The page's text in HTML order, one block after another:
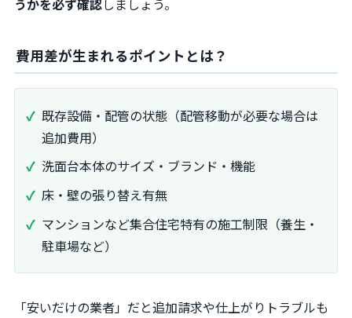
うかを必ず確認しましょう。
費用差が生まれるポイントとは？
既存設備・配管の状態（配管移動が必要な場合は
追加費用）
洗面台本体のサイズ・ブランド・機能
床・壁の張り替え有無
マンションなど集合住宅特有の施工制限（養生・
駐車場など）
「安いだけの業者」だと追加請求や仕上がりトラブルも